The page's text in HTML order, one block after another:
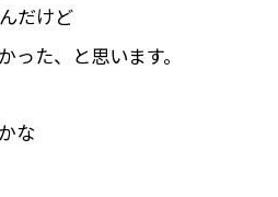
だけど
った、と思います。
な